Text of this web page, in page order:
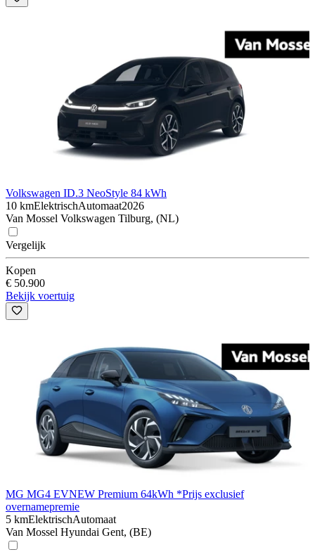
Volkswagen ID.3 NeoStyle 84 kWh
10 kmElektrischAutomaat2026
Van Mossel Volkswagen Tilburg, (NL)
Vergelijk
Kopen
€ 50.900
Bekijk voertuig
MG MG4 EVNEW Premium 64kWh *Prijs exclusief
overnamepremie
5 kmElektrischAutomaat
Van Mossel Hyundai Gent, (BE)